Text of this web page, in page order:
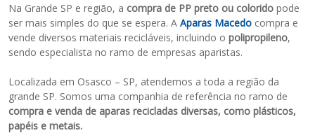
Na Grande SP e região, a compra de PP preto ou colorido pode
ser mais simples do que se espera. AAparas Macedo compra e
vende diversos materiais recicláveis, incluindo opolipropileno,
sendo especialista no ramo de empresas aparistas.
Localizada em Osasco – SP, atendemos a toda a região da
grande SP. Somos uma companhia de referência no ramo de
compra e venda de aparas recicladas diversas, como plásticos,
papéis e metais.